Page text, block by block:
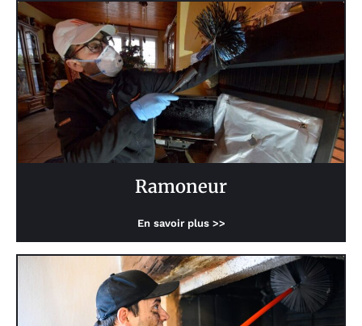
Ramoneur
En savoir plus >>